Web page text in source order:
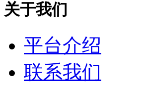
关于我们
平台介绍
联系我们